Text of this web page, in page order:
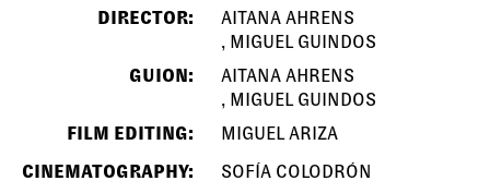
DIRECTOR:
AITANA AHRENS
MIGUEL GUINDOS
GUION:
AITANA AHRENS
MIGUEL GUINDOS
FILM EDITING:
MIGUEL ARIZA
CINEMATOGRAPHY:
SOFÍA COLODRÓN